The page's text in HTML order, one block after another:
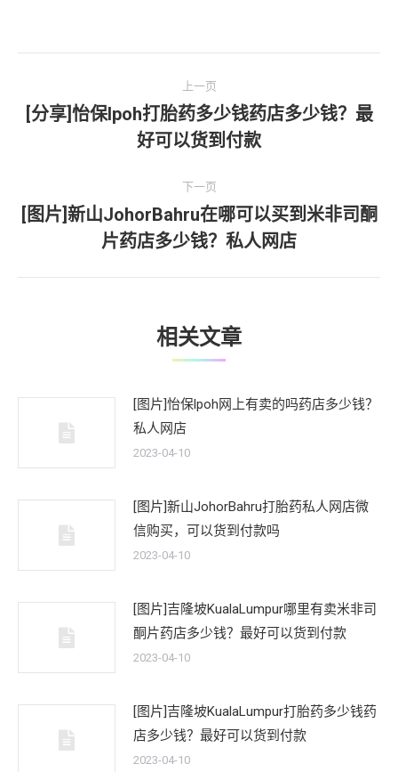
章
上一页
上
一
[分享]怡保lpoh打胎药多少钱药店多少钱？最
好可以货到付款
下一页
下
一
文
[图片]新山JohorBahru在哪可以买到米非司酮
片药店多少钱？私人网店
相关文章
[图片]怡保lpoh网上有卖的吗药店多少钱？
私人网店
2023-04-10
[图片]新山JohorBahru打胎药私人网店微
信购买，可以货到付款吗
2023-04-10
[图片]吉隆坡KualaLumpur哪里有卖米非司
酮片药店多少钱？最好可以货到付款
2023-04-10
[图片]吉隆坡KualaLumpur打胎药多少钱药
店多少钱？最好可以货到付款
2023-04-10